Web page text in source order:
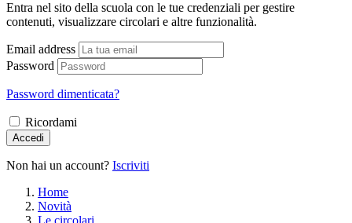
Entra nel sito della scuola con le tue credenziali per gestire
contenuti, visualizzare circolari e altre funzionalità.
Email address
Password
Password dimenticata?
Ricordami
Accedi
Non hai un account? Iscriviti
Home
Novità